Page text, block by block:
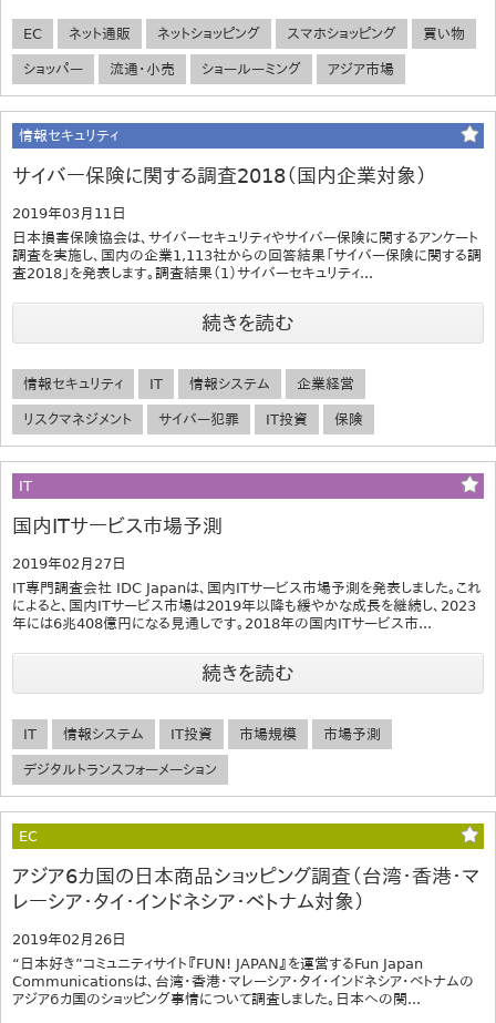
EC ネット通販 ネットショッピング スマホショッピング 買い物
ショッパー 流通・小売 ショールーミング アジア市場
情報セキュリティ
サイバー保険に関する調査2018（国内企業対象）
2019年03月11日
日本損害保険協会は、サイバーセキュリティやサイバー保険に関するアンケート
調査を実施し、国内の企業1,113社からの回答結果「サイバー保険に関する調
査2018」を発表します。調査結果（1）サイバーセキュリティ...
続きを読む
情報セキュリティ IT 情報システム 企業経営
リスクマネジメント サイバー犯罪 IT投資 保険
IT
国内ITサービス市場予測
2019年02月27日
IT専門調査会社 IDC Japanは、国内ITサービス市場予測を発表しました。これ
によると、国内ITサービス市場は2019年以降も緩やかな成長を継続し、2023
年には6兆408億円になる見通しです。2018年の国内ITサービス市...
続きを読む
IT 情報システム IT投資 市場規模 市場予測
デジタルトランスフォーメーション
EC
アジア6カ国の日本商品ショッピング調査（台湾・香港・マ
レーシア・タイ・インドネシア・ベトナム対象）
2019年02月26日
“日本好き”コミュニティサイト『FUN! JAPAN』を運営するFun Japan
Communicationsは、台湾・香港・マレーシア・タイ・インドネシア・ベトナムの
アジア６カ国のショッピング事情について調査しました。日本への関...